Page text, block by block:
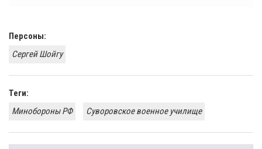
Персоны:
Сергей Шойгу
Теги:
Минобороны РФ
Суворовское военное училище